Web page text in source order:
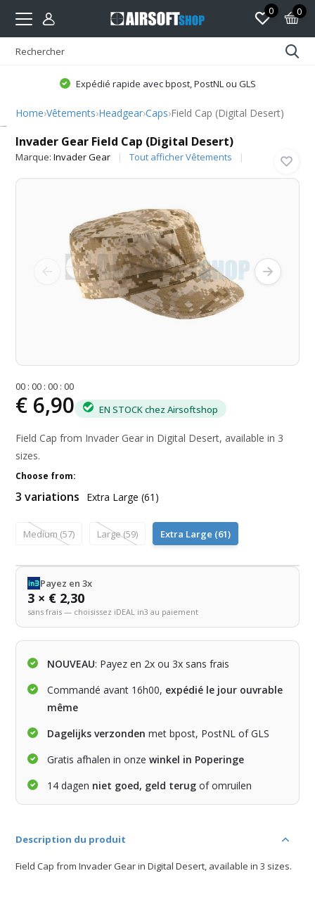
0 0
Expédié rapide avec bpost, PostNL ou GLS
Home›Vêtements›Headgear›Caps›Field Cap (Digital Desert)
Invader Gear Field Cap (Digital Desert)
Marque:Invader Gear Tout afficher Vêtements
00 :00 :00 :00
€ 6,90 EN STOCK chez Airsoftshop
Field Cap from Invader Gear in Digital Desert, available in 3
sizes.
Choose from:
3 variations Extra Large (61)
Medium (57) Large (59) Extra Large (61)
Payez en 3x
3 × € 2,30
sans frais — choisissez iDEAL in3 au paiement
NOUVEAU: Payez en 2x ou 3x sans frais
Commandé avant 16h00, expédié le jour ouvrable
même
Dagelijks verzonden met bpost, PostNL of GLS
Gratis afhalen in onzewinkel in Poperinge
14 dagen niet goed, geld terug of omruilen
Description du produit
Field Cap from Invader Gear in Digital Desert, available in 3 sizes.